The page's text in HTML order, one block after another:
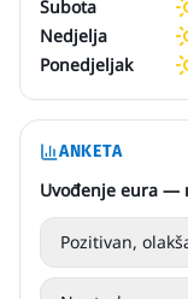
Subota
Nedjelja
Ponedjeljak
ANKETA
Uvođenje eura —
Pozitivan,